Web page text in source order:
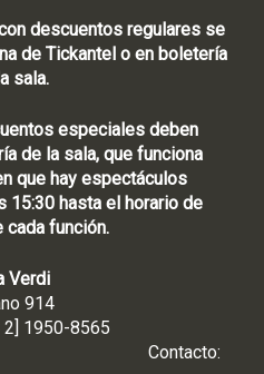
descuentos regulares se
de Tickantel o en boletería
sala.
especiales deben
de la sala, que funciona
que hay espectáculos
15:30 hasta el horario de
función.
Verdi
914
[598 2] 1950-8565